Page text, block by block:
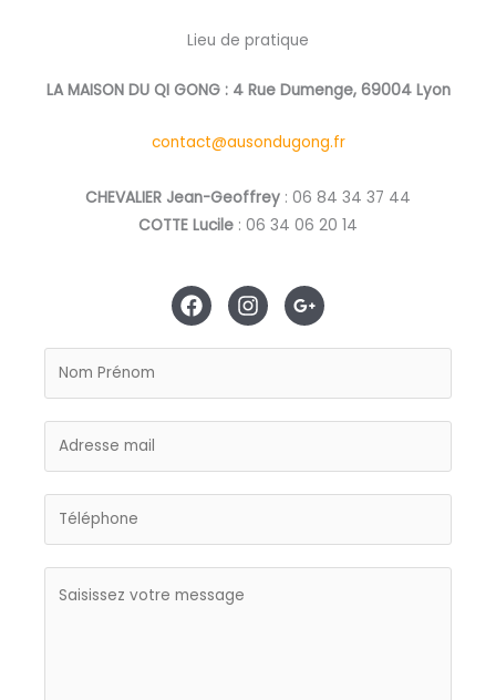
Lieu de pratique
LA MAISON DU QI GONG : 4 Rue Dumenge, 69004 Lyon
contact@ausondugong.fr
CHEVALIER Jean-Geoffrey : 06 84 34 37 44
COTTE Lucile : 06 34 06 20 14